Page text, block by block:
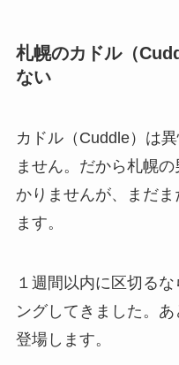
札幌のカドル（
ない
カドル（Cuddle）は
ません。だから札幌
かりませんが、まだ
ます。
１週間以内に区切る
ングしてきました。
登場します。